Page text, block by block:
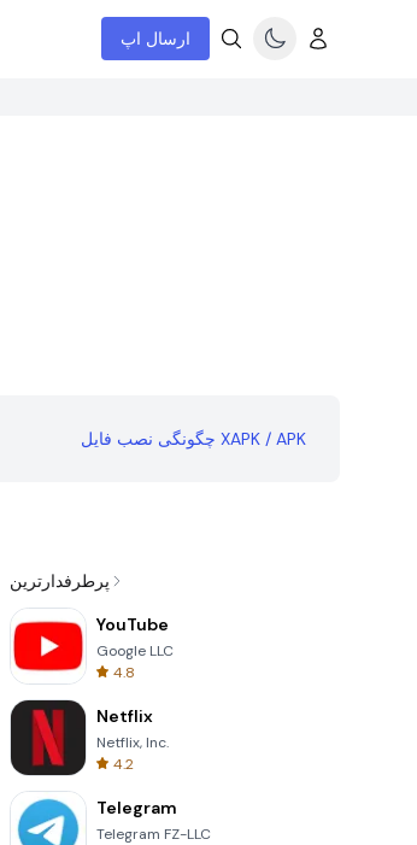
ارسال اپ
چگونگی نصب فایل XAPK / APK
پرطرفدارترین
YouTube
Google LLC
4.8
Netflix
Netflix, Inc.
4.2
Telegram
Telegram FZ-LLC